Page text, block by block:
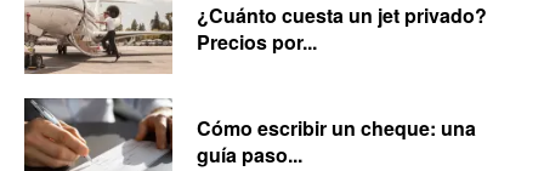
¿Cuánto cuesta un jet privado?
Precios por...
Cómo escribir un cheque: una
guía paso...